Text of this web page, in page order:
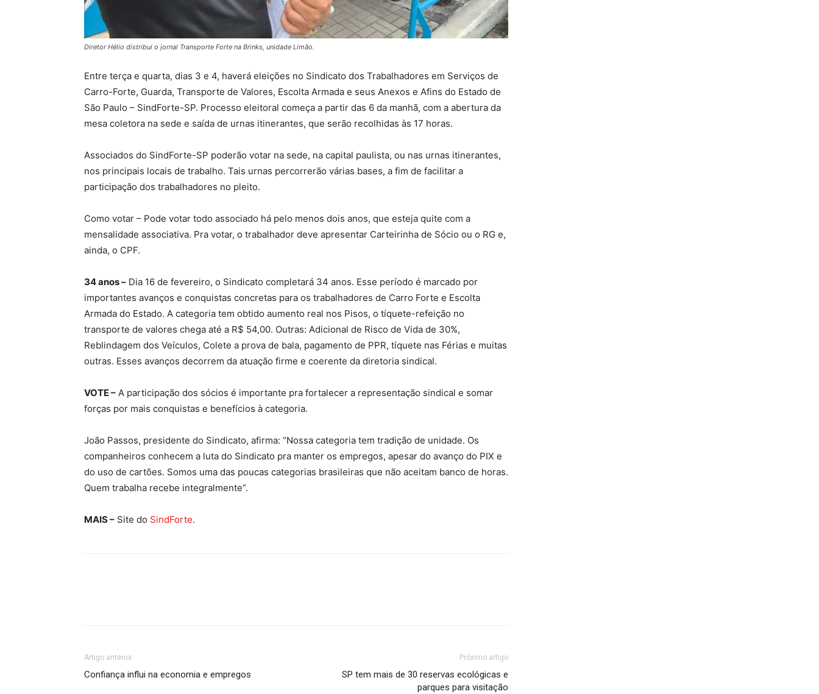
Diretor Hélio distribui o jornal Transporte Forte na Brinks, unidade Limão.
Entre terça e quarta, dias 3 e 4, haverá eleições no Sindicato dos Trabalhadores em Serviços de
Carro-Forte, Guarda, Transporte de Valores, Escolta Armada e seus Anexos e Afins do Estado de
São Paulo – SindForte-SP. Processo eleitoral começa a partir das 6 da manhã, com a abertura da
mesa coletora na sede e saída de urnas itinerantes, que serão recolhidas às 17 horas.
Associados do SindForte-SP poderão votar na sede, na capital paulista, ou nas urnas itinerantes,
nos principais locais de trabalho. Tais urnas percorrerão várias bases, a fim de facilitar a
participação dos trabalhadores no pleito.
Como votar – Pode votar todo associado há pelo menos dois anos, que esteja quite com a
mensalidade associativa. Pra votar, o trabalhador deve apresentar Carteirinha de Sócio ou o RG e,
ainda, o CPF.
34 anos – Dia 16 de fevereiro, o Sindicato completará 34 anos. Esse período é marcado por
importantes avanços e conquistas concretas para os trabalhadores de Carro Forte e Escolta
Armada do Estado. A categoria tem obtido aumento real nos Pisos, o tíquete-refeição no
transporte de valores chega até a R$ 54,00. Outras: Adicional de Risco de Vida de 30%,
Reblindagem dos Veículos, Colete a prova de bala, pagamento de PPR, tíquete nas Férias e muitas
outras. Esses avanços decorrem da atuação firme e coerente da diretoria sindical.
VOTE – A participação dos sócios é importante pra fortalecer a representação sindical e somar
forças por mais conquistas e benefícios à categoria.
João Passos, presidente do Sindicato, afirma: “Nossa categoria tem tradição de unidade. Os
companheiros conhecem a luta do Sindicato pra manter os empregos, apesar do avanço do PIX e
do uso de cartões. Somos uma das poucas categorias brasileiras que não aceitam banco de horas.
Quem trabalha recebe integralmente”.
MAIS – Site do SindForte.
Artigo anterior
Confiança influi na economia e empregos
Próximo artigo
SP tem mais de 30 reservas ecológicas e
parques para visitação